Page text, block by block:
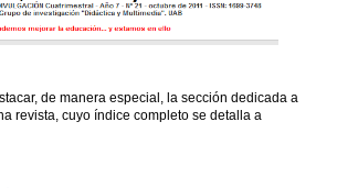
de manera especial, la sección dedicada a
revista, cuyo índice completo se detalla a